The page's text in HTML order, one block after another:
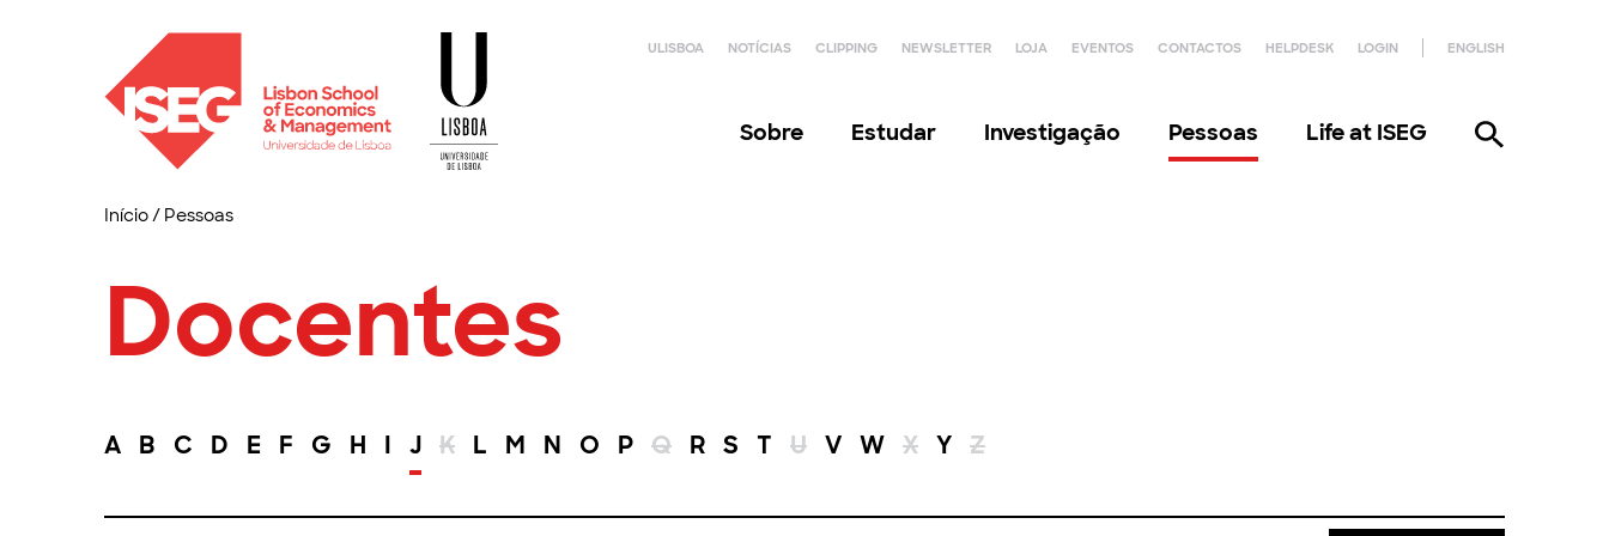
ULISBOA NOTÍCIAS CLIPPING NEWSLETTER LOJA EVENTOS CONTACTOS HELPDESK LOGIN ENGLISH
Sobre Estudar Investigação Pessoas Life at ISEG
Início/ Pessoas
Docentes
A B C D E F G H I J K L M N O P Q R S T U V W X Y Z